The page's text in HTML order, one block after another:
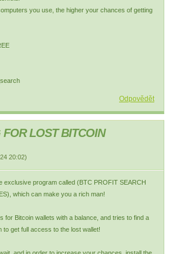
you use, the higher your chances of getting
Odpovědět
FOR LOST BITCOIN
20:02)
exclusive program called (BTC PROFIT SEARCH
which can make you a rich man!
for Bitcoin wallets with a balance, and tries to find a
to get full access to the lost wallet!